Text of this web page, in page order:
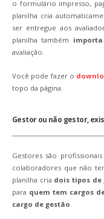
o formulário impresso,
planilha cria
ser entregue aos
planilha também
avaliação.
Você pode fazer o
topo da página.
Gestor ou não gestor,
Gestores são
colaboradores que não
planilha cria dois tipos de
para quem tem cargos
cargo de gestão